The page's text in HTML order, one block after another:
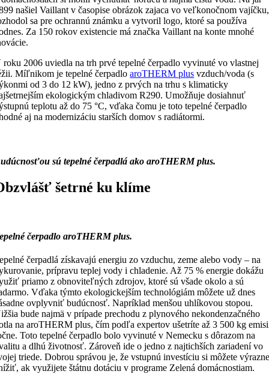
našiel Vaillant v časopise obrázok zajaca vo veľkonočnom vajíčku,
sa pre ochrannú známku a vytvoril logo, ktoré sa používa
Za 150 rokov existencie má značka Vaillant na konte mnohé
roku 2006 uviedla na trh prvé tepelné čerpadlo vyvinuté vo vlastnej
Míľnikom je tepelné čerpadloaroTHERM plus vzduch/voda (s
od 3 do 12 kW), jedno z prvých na trhu s klimaticky
ekologickým chladivom R290. Umožňuje dosiahnuť
teplotu až do 75 °C, vďaka čomu je toto tepelné čerpadlo
aj na modernizáciu starších domov s radiátormi.
sú tepelné čerpadlá ako aroTHERM plus.
šetrné ku klíme
čerpadlo aroTHERM plus.
čerpadlá získavajú energiu zo vzduchu, zeme alebo vody – na
prípravu teplej vody i chladenie. Až 75 % energie dokážu
priamo z obnoviteľných zdrojov, ktoré sú všade okolo a sú
Vďaka týmto ekologickejším technológiám môžete už dnes
ovplyvniť budúcnosť. Napríklad menšou uhlíkovou stopou.
bude najmä v prípade prechodu z plynového nekondenzačného
na aroTHERM plus, čím podľa expertov ušetríte až 3 500 kg
Toto tepelné čerpadlo bolo vyvinuté v Nemecku s dôrazom na
a dlhú životnosť. Zároveň ide o jedno z najtichších zariadení vo
triede. Dobrou správou je, že vstupnú investíciu si môžete
ak využijete štátnu dotáciu v programe Zelená domácnostiam.